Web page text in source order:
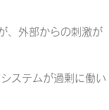
、外部からの刺激が
ステムが過剰に働い